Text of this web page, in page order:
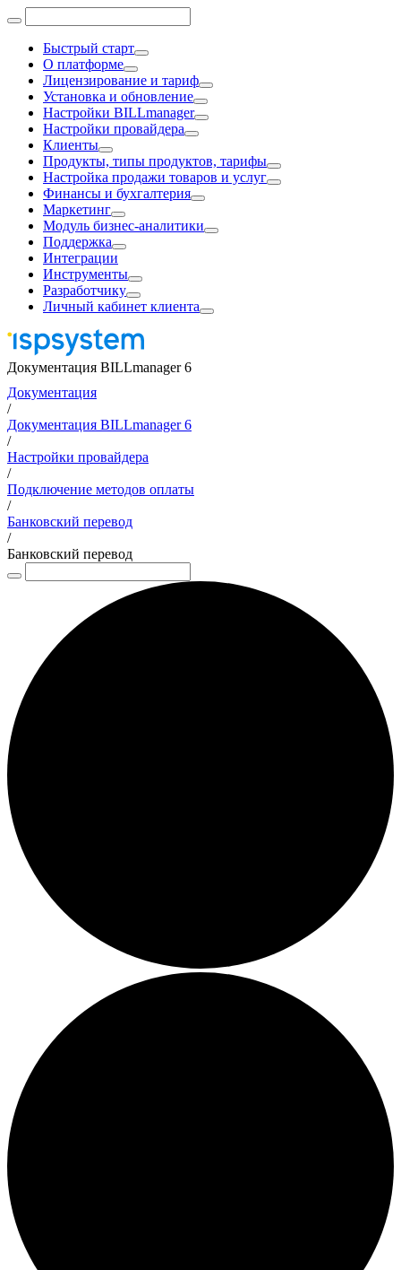
Быстрый старт
О платформе
Лицензирование и тариф
Установка и обновление
Настройки BILLmanager
Настройки провайдера
Клиенты
Продукты, типы продуктов, тарифы
Настройка продажи товаров и услуг
Финансы и бухгалтерия
Маркетинг
Модуль бизнес-аналитики
Поддержка
Интеграции
Инструменты
Разработчику
Личный кабинет клиента
Документация BILLmanager 6
Документация
/
Документация BILLmanager 6
/
Настройки провайдера
/
Подключение методов оплаты
/
Банковский перевод
/
Банковский перевод